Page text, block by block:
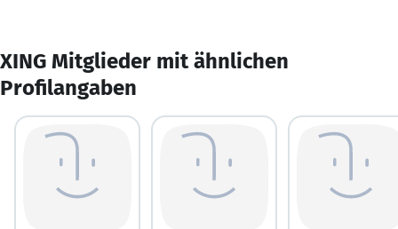
XING Mitglieder mit ähnlichen
Profilangaben